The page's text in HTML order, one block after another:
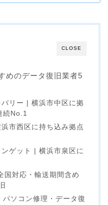
CLOSE
めのデータ復旧業者5
リー | 横浜市中区に拠
続No.1
市西区に持ち込み拠点
ゲット | 横浜市泉区に
国対応・輸送期間含め
ソコン修理・データ復